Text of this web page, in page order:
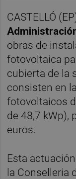
CASTELLÓ
obras de
fotovoltaica
cubierta de la
consisten en
fotovoltaicos
de 48,7 kWp),
euros.
Esta
la Conselleria